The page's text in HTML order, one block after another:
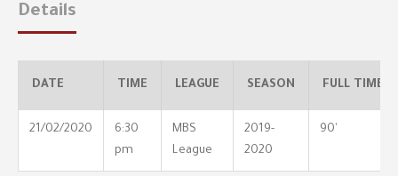
Details
DATE TIME LEAGUE SEASON FULL TIME
21/02/2020
6:30
pm
MBS
League
2019-
2020
90'